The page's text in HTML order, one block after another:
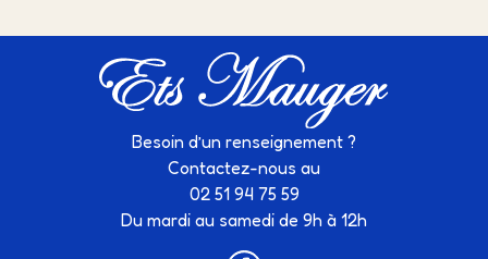
Besoin d’un renseignement ?
Contactez-nous au
02 51 94 75 59
Du mardi au samedi de 9h à 12h